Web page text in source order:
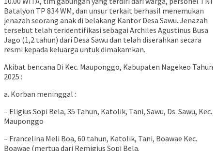
Batalyon TP 834 WM, dan unsur terkait berhasil menemukan
jenazah seorang anak di belakang Kantor Desa Sawu. Jenazah
tersebut telah teridentifikasi sebagai Archiles Agustinus Busa
Jago (1,2 tahun) dari Desa Sawu dan telah diserahkan secara
resmi kepada keluarga untuk dimakamkan.
Akibat bencana Di Kec. Mauponggo, Kabupaten Nagekeo Tahun
2025 :
a. Korban meninggal :
– Eligius Sopi Bela, 35 Tahun, Katolik, Tani, Sawu, Ds. Sawu, Kec.
Mauponggo
– Francelina Meli Boa, 60 tahun, Katolik, Tani, Boawae Kec.
Boawae (mertua dari Remigius Sopi Bela.